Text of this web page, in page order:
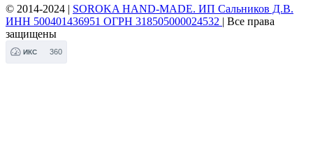
© 2014-2024 | SOROKA HAND-MADE. ИП Сальников Д.В.
ИНН 500401436951 ОГРН 318505000024532 | Все права
защищены
ИКС 360